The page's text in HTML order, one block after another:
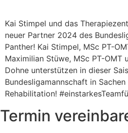
Kai Stimpel und das
neuer Partner 2024 des
Panther! Kai Stimpel, MSc PT-
Maximilian Stüwe, MSc PT-OMT
Dohne unterstützen in dieser
Bundesligamannschaft in
Rehabilitation!
Termin